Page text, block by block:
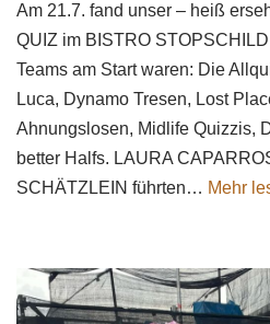
Am 21.7. fand unser – heiß
QUIZ im BISTRO
Teams am Start waren: Die
Luca, Dynamo Tresen, Lost
Ahnungslosen, Midlife Quizzis,
better Halfs. LAURA
SCHÄTZLEIN führten… Mehr